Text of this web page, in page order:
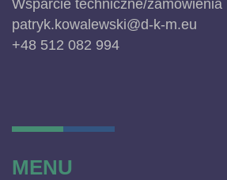
Wsparcie techniczne/zamówienia
patryk.kowalewski@d-k-m.eu
+48 512 082 994
MENU